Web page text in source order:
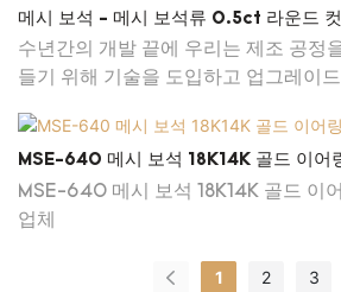
메시 보석 - 메시 보석류 0.5ct 라운드
성장 다이아몬드 여성 14K 화이트 골드
수년간의 개발 끝에 우리는 제조 공정
들기 위해 기술을 도입하고 업그레이
다이아몬드 여성 14k 화이트 골드 귀
따라 제품은 더 광범위한 응용 프로그
제 패션 쥬얼리 귀걸이 분야에서 찾을
MSE-640 메시 보석 18K14K 골드 이어
체
MSE-640 메시 보석 18K14K 골드 이
업체
1 2 3